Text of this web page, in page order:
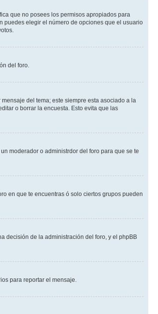
que no posees los permisos apropiados para
puedes elegir el número de opciones que el usuario
del foro.
del tema; este siempre esta asociado a la
o borrar la encuesta. Esto evita que las
moderador o administrdor del foro para que se te
en que te encuentras ó solo ciertos grupos pueden
decisión de la administración del foro, y el phpBB
para reportar el mensaje.